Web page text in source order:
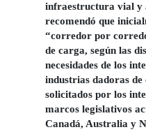
infraestructura vial y
recomendó que
“corredor por
de carga, según las
necesidades de los
industrias dadoras de
solicitados por los
marcos legislativos
Canadá, Australia y